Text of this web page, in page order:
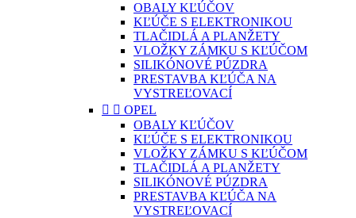
OBALY KĽÚČOV
KĽÚČE S ELEKTRONIKOU
TLAČIDLÁ A PLANŽETY
VLOŽKY ZÁMKU S KĽÚČOM
SILIKÓNOVÉ PÚZDRA
PRESTAVBA KĽÚČA NA
VYSTREĽOVACÍ
  OPEL
OBALY KĽÚČOV
KĽÚČE S ELEKTRONIKOU
VLOŽKY ZÁMKU S KĽÚČOM
TLAČIDLÁ A PLANŽETY
SILIKÓNOVÉ PÚZDRA
PRESTAVBA KĽÚČA NA
VYSTREĽOVACÍ